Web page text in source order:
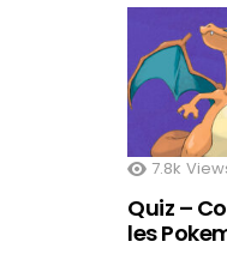
7.8k
Quiz –
les